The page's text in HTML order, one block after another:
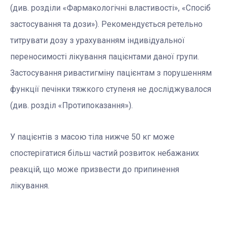
(див. розділи «Фармакологічні властивості», «Спосіб
застосування та дози»). Рекомендується ретельно
титрувати дозу з урахуванням індивідуальної
переносимості лікування пацієнтами даної групи.
Застосування ривастигміну пацієнтам з порушенням
функції печінки тяжкого ступеня не досліджувалося
(див. розділ «Протипоказання»).
У пацієнтів з масою тіла нижче 50 кг може
спостерігатися більш частий розвиток небажаних
реакцій, що може призвести до припинення
лікування.